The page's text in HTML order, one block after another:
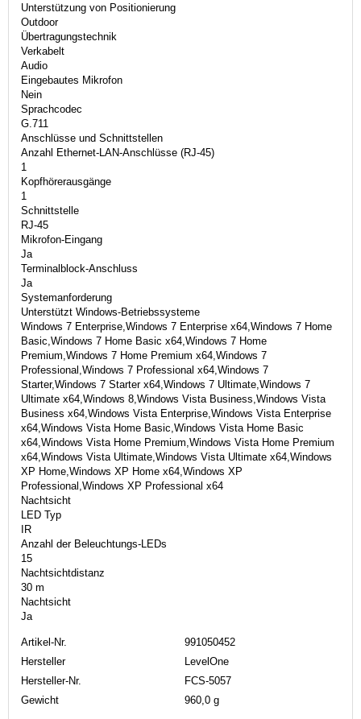
Unterstützung von Positionierung
Outdoor
Übertragungstechnik
Verkabelt
Audio
Eingebautes Mikrofon
Nein
Sprachcodec
G.711
Anschlüsse und Schnittstellen
Anzahl Ethernet-LAN-Anschlüsse (RJ-45)
1
Kopfhörerausgänge
1
Schnittstelle
RJ-45
Mikrofon-Eingang
Ja
Terminalblock-Anschluss
Ja
Systemanforderung
Unterstützt Windows-Betriebssysteme
Windows 7 Enterprise,Windows 7 Enterprise x64,Windows 7 Home
Basic,Windows 7 Home Basic x64,Windows 7 Home
Premium,Windows 7 Home Premium x64,Windows 7
Professional,Windows 7 Professional x64,Windows 7
Starter,Windows 7 Starter x64,Windows 7 Ultimate,Windows 7
Ultimate x64,Windows 8,Windows Vista Business,Windows Vista
Business x64,Windows Vista Enterprise,Windows Vista Enterprise
x64,Windows Vista Home Basic,Windows Vista Home Basic
x64,Windows Vista Home Premium,Windows Vista Home Premium
x64,Windows Vista Ultimate,Windows Vista Ultimate x64,Windows
XP Home,Windows XP Home x64,Windows XP
Professional,Windows XP Professional x64
Nachtsicht
LED Typ
IR
Anzahl der Beleuchtungs-LEDs
15
Nachtsichtdistanz
30 m
Nachtsicht
Ja
Artikel-Nr.
991050452
Hersteller
LevelOne
Hersteller-Nr.
FCS-5057
Gewicht
960,0 g